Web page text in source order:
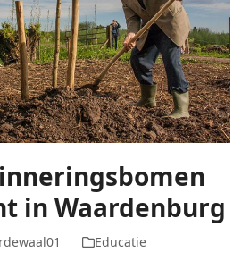
in Waardenburg
Educatie